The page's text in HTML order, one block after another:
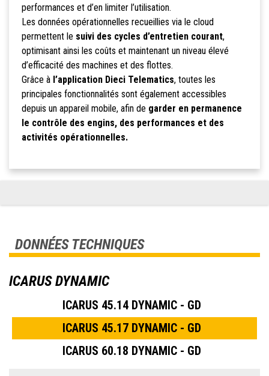
performances et d’en limiter l’utilisation.
Les données opérationnelles recueillies via le cloud
permettent le suivi des cycles d’entretien courant,
optimisant ainsi les coûts et maintenant un niveau élevé
d’efficacité des machines et des flottes.
Grâce à l’application Dieci Telematics, toutes les
principales fonctionnalités sont également accessibles
depuis un appareil mobile, afin de garder en permanence
le contrôle des engins, des performances et des
activités opérationnelles.
DONNÉES TECHNIQUES
ICARUS DYNAMIC
ICARUS 45.14 DYNAMIC - GD
ICARUS 45.17 DYNAMIC - GD
ICARUS 60.18 DYNAMIC - GD